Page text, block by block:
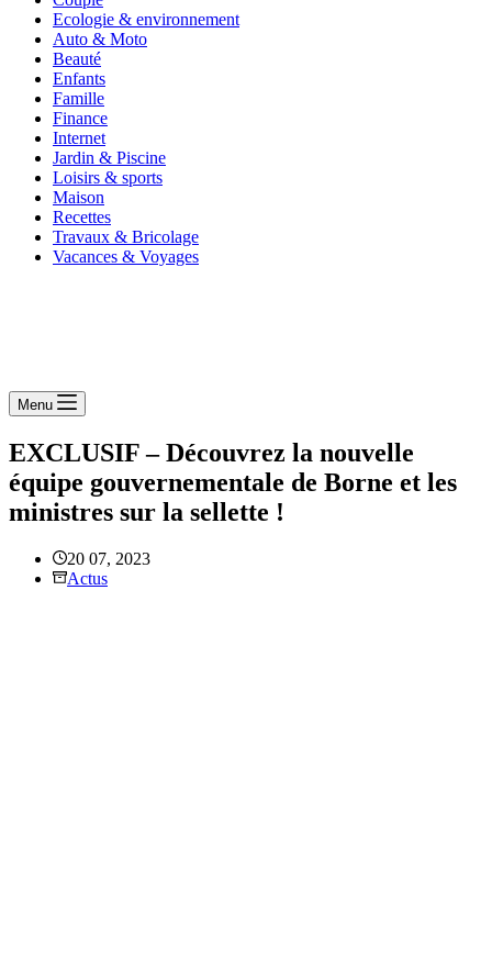
Ecologie & environnement
Auto & Moto
Beauté
Enfants
Famille
Finance
Internet
Jardin & Piscine
Loisirs & sports
Maison
Recettes
Travaux & Bricolage
Vacances & Voyages
Menu
EXCLUSIF – Découvrez la nouvelle
équipe gouvernementale de Borne et les
ministres sur la sellette !
20 07, 2023
Actus